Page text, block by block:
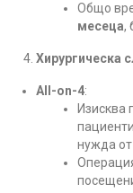
Общо
месеца,
Хирургическа
All-on-4:
Изисква
нужда от